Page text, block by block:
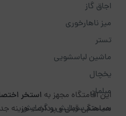
اجاق گاز
میز ناهارخوری
تستر
ماشین لباسشویی
یخچال
مبلمان
سیستم سرمایش و گرمایش
این اقامتگاه مجهز به استخر
هماهنگی قبلی و پرداخت هزینه